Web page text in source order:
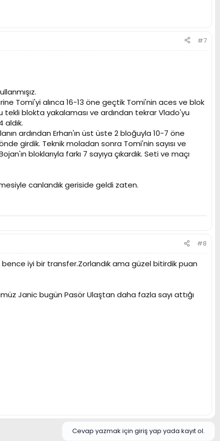
#7
Tomi'yi alınca 16-13 öne geçtik Tomi'nin aces ve blok
tekli blokta yakalaması ve ardından tekrar Vlado'yu
aldık.
ardından Erhan'ın üst üste 2 bloğuyla 10-7 öne
girdik. Teknik moladan sonra Tomi'nin sayısı ve
bloklarıyla farkı 7 sayıya çıkardık. Seti ve maçı
canlandık geriside geldi zaten.
#8
iyi bir transfer.Zorlandık ama güzel bitirdik puan
Janic bugün Pasör Ulaştan daha fazla sayı attığı
Cevap yazmak için giriş yap yada kayıt ol.